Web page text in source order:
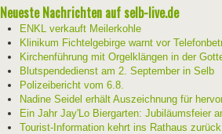
Neueste Nachrichten auf selb-live.de
ENKL verkauft Meilerkohle
Klinikum Fichtelgebirge warnt vor
Kirchenführung mit Orgelklängen in der
Blutspendedienst am 2. September in Selb
Polizeibericht vom 6.8.
Nadine Seidel erhält Auszeichnung für
Ein Jahr Jay'Lo Biergarten: Jubiläumsfeier
Tourist-Information kehrt ins Rathaus zurück